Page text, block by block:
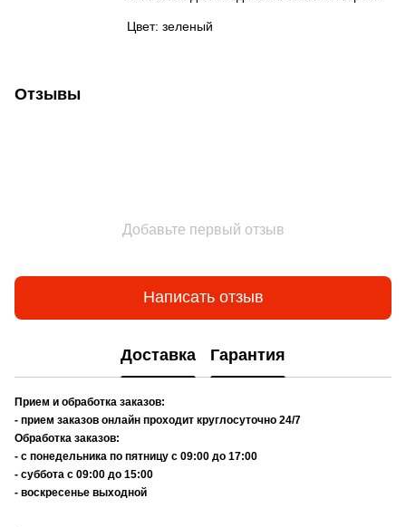
Цвет: зеленый
Отзывы
Добавьте первый отзыв
Написать отзыв
Доставка Гарантия
Прием и обработка заказов:
- прием заказов онлайн проходит круглосуточно 24/7
Обработка заказов:
- с понедельника по пятницу с 09:00 до 17:00
- суббота с 09:00 до 15:00
- воскресенье выходной